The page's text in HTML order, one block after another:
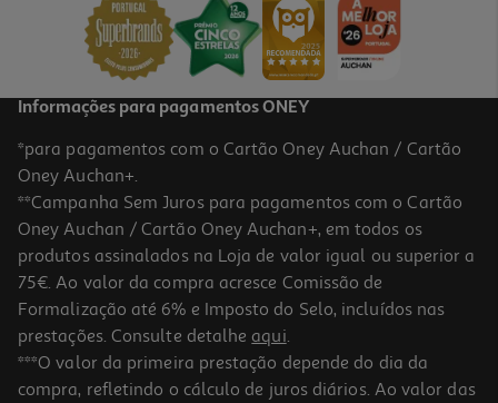
5.0
Protetor Ecrã Qilive Iphone 16e/13/13 Pro/14
4.99 €/un
Informações para pagamentos ONEY
*para pagamentos com o Cartão Oney Auchan / Cartão
Oney Auchan+.
**Campanha Sem Juros para pagamentos com o Cartão
Oney Auchan / Cartão Oney Auchan+, em todos os
produtos assinalados na Loja de valor igual ou superior a
75€. Ao valor da compra acresce Comissão de
Formalização até 6% e Imposto do Selo, incluídos nas
prestações. Consulte detalhe aqui.
***O valor da primeira prestação depende do dia da
compra, refletindo o cálculo de juros diários. Ao valor das